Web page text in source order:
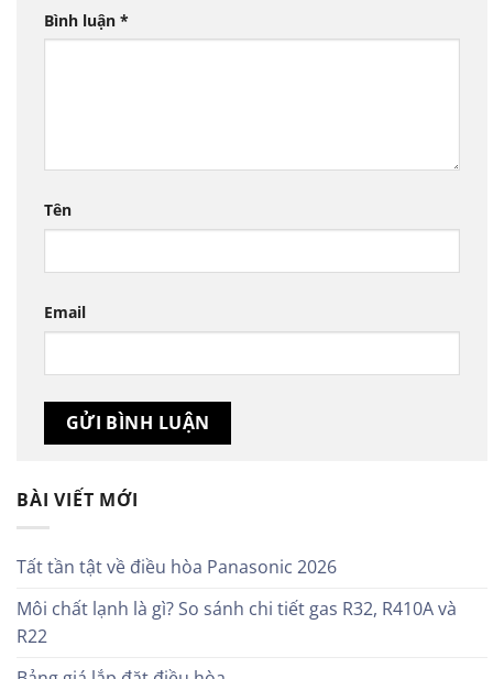
BÀI VIẾT MỚI
Tất tần tật về điều hòa Panasonic 2026
Môi chất lạnh là gì? So sánh chi tiết gas R32, R410A và
R22
Bình luận *
Tên
Email